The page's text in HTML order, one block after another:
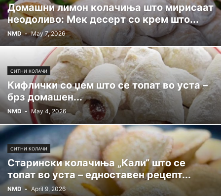
Домашни лимон колачиња што мирисаат
неодоливо: Мек десерт со крем што...
NMD - May 7, 2026
СИТНИ КОЛАЧИ
Кифлички со џем што се топат во уста –
брз домашен...
NMD - May 4, 2026
СИТНИ КОЛАЧИ
Старински колачиња „Кали“ што се
топат во уста – едноставен рецепт...
NMD - April 9, 2026